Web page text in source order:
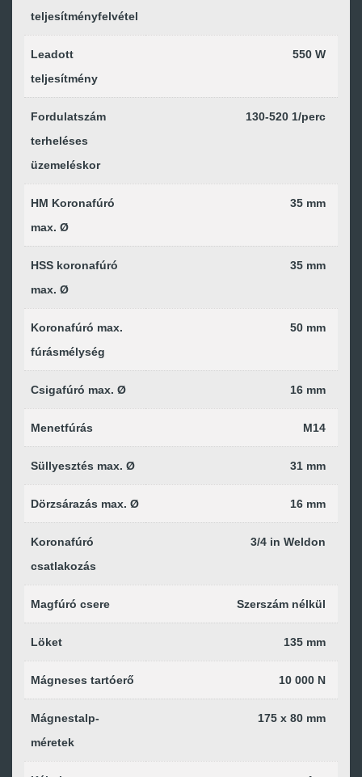
teljesítményfelvétel
Leadott
teljesítmény
550 W
Fordulatszám
terheléses
üzemeléskor
130-520 1/perc
HM Koronafúró
max. Ø
35 mm
HSS koronafúró
max. Ø
35 mm
Koronafúró max.
fúrásmélység
50 mm
Csigafúró max. Ø 16 mm
Menetfúrás M14
Süllyesztés max. Ø 31 mm
Dörzsárazás max. Ø 16 mm
Koronafúró
csatlakozás
3/4 in Weldon
Magfúró csere Szerszám nélkül
Löket 135 mm
Mágneses tartóerő 10 000 N
Mágnestalp-
méretek
175 x 80 mm